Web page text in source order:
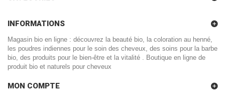
INFORMATIONS
Magasin bio en ligne : découvrez la beauté bio, la coloration au henné,
les poudres indiennes pour le soin des cheveux, des soins pour la barbe
bio, des produits pour le bien-être et la vitalité . Boutique en ligne de
produit bio et naturels pour cheveux
MON COMPTE